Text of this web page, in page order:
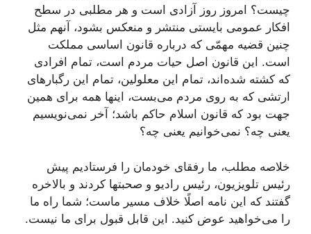
چیست؟ امروز روز آزادى است و هر مطلبى در سطح
افكار عمومى بایستى منتشر و منعكس بشود، آنهم مثل
چنین قضیه مهمّى كه درباره قانون اساسى مملكت
است. این قانون اصل حیات مردم است، تمام افرادى
كه كشته شده‌اند، تمام این معلولین، تمام این رگبارهاى
ارتشى كه به روى مردم مى‌بست، اینها همه براى همین
جهت بود كه قانون اسلام حاكم باشد؛ آخر نمى‌نویسیم
یعنى چه؟ نمى‌خوانیم یعنى چه؟
خلاصه مطلب، ما رفقاى خودمان را فرستادیم پیش
رئیس تلویزیون، رئیس رادیو و صحبتها كردند و بالاخره
گفتند كه این نامه اصلًا خلاف مسیر ماست؛ شما راه ما
را مى‌خواهید عوض كنید. این قابل قبول براى ما نیست.